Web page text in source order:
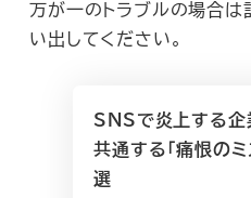
万が一のトラブルの場合は
い出してください。
SNSで炎上する企
共通する｢痛恨の
選